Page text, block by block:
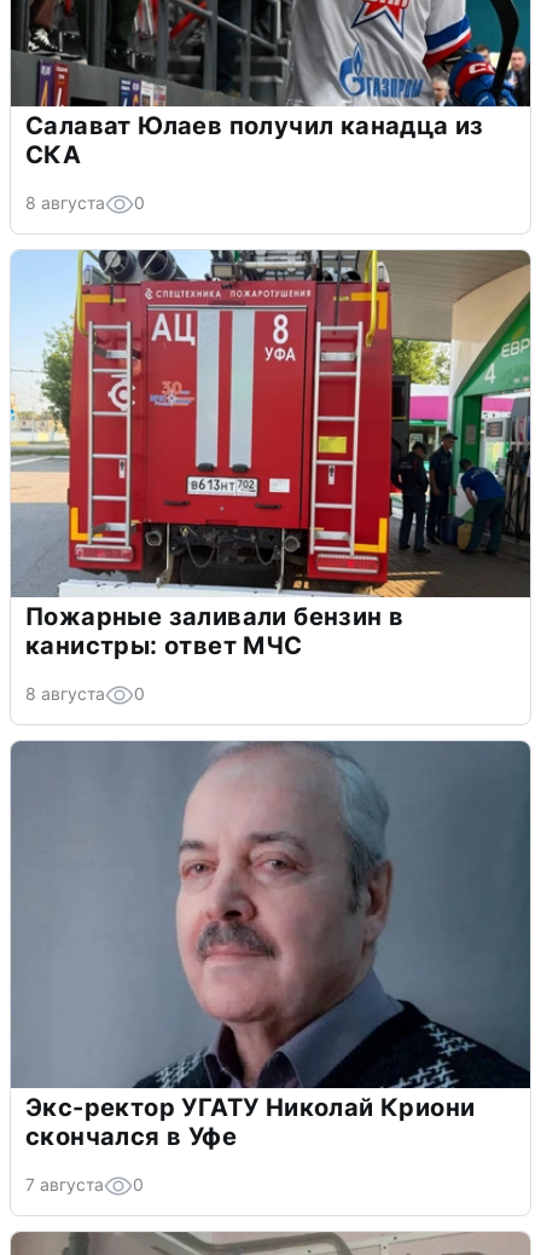
Салават Юлаев получил канадца из
СКА
8 августа 0
Пожарные заливали бензин в
канистры: ответ МЧС
8 августа 0
Экс-ректор УГАТУ Николай Криони
скончался в Уфе
7 августа 0